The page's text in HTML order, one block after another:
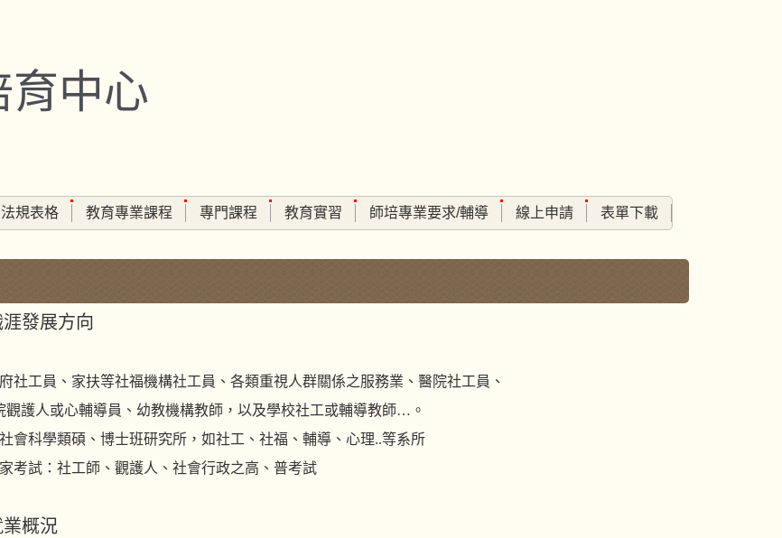
育中心
法規表格 教育專業課程 專門課程 教育實習 師培專業要求/輔導 線上申請 表單下載
發展方向
社工員、家扶等社福機構社工員、各類重視人群關係之服務業、醫院社工員、
心輔導員、幼教機構教師，以及學校社工或輔導教師…。
會科學類碩、博士班研究所，如社工、社福、輔導、心理..等系所
考試：社工師、觀護人、社會行政之高、普考試
概況